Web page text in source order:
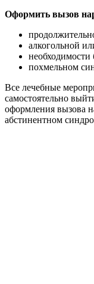
Оформить вызов
алкогольной
необходимости
похмельном
Все лечебные
самостоятельно
оформления вызова
абстинентном